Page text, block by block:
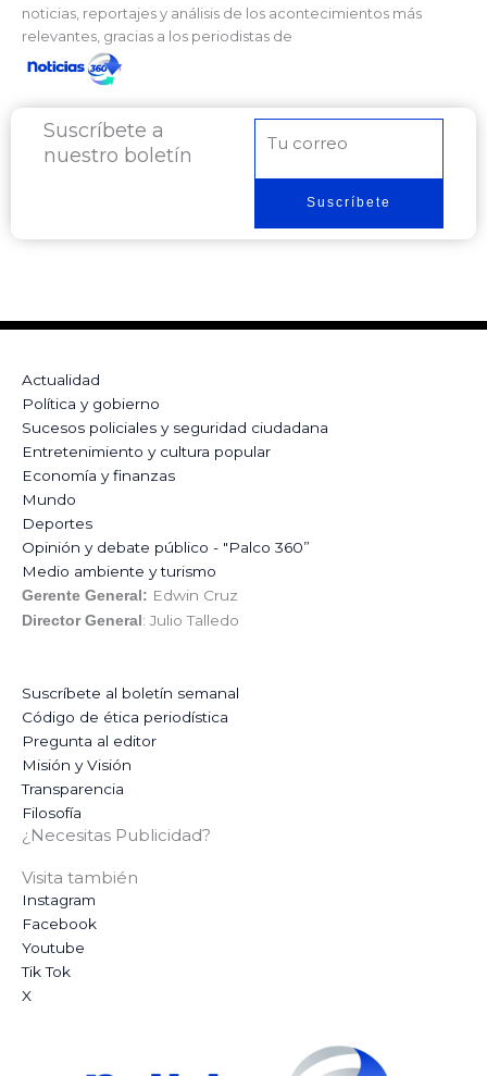
noticias, reportajes y análisis de los acontecimientos más
relevantes, gracias a los periodistas de
Suscríbete a
nuestro boletín
electrónico
Suscríbete
Actualidad
Política y gobierno
Sucesos policiales y seguridad ciudadana
Entretenimiento y cultura popular
Economía y finanzas
Mundo
Deportes
Opinión y debate público - "Palco 360”
Medio ambiente y turismo
Gerente General: Edwin Cruz
Director General : Julio Talledo
Suscríbete al boletín semanal
Código de ética periodística
Pregunta al editor
Misión y Visión
Transparencia
Filosofía
¿Necesitas Publicidad?
Visita también
Instagram
Facebook
Youtube
Tik Tok
X